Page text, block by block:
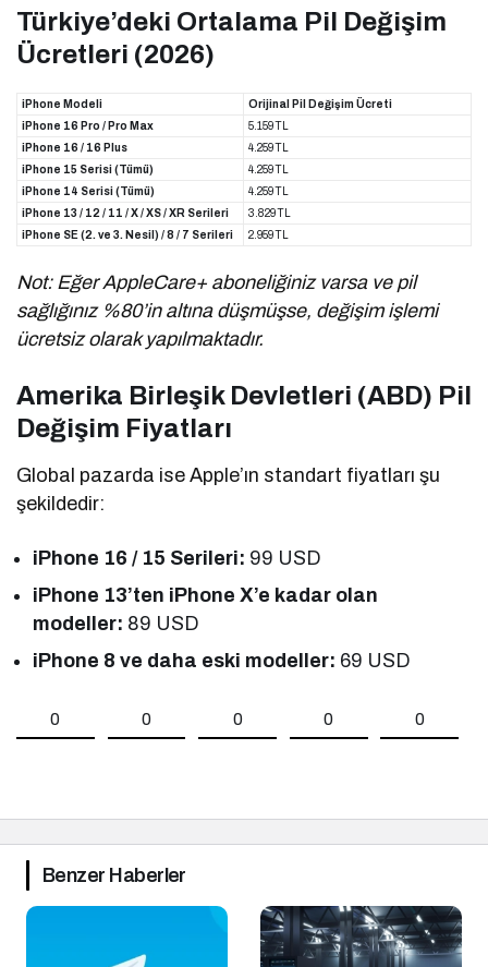
Türkiye’deki Ortalama Pil Değişim
Ücretleri (2026)
iPhone Modeli
Orijinal Pil Değişim Ücreti
iPhone 16 Pro / Pro Max
5.159 TL
iPhone 16 / 16 Plus
4.259 TL
iPhone 15 Serisi (Tümü)
4.259 TL
iPhone 14 Serisi (Tümü)
4.259 TL
iPhone 13 / 12 / 11 / X / XS / XR Serileri
3.829 TL
iPhone SE (2. ve 3. Nesil) / 8 / 7 Serileri
2.959 TL
Not: Eğer AppleCare+ aboneliğiniz varsa ve pil
sağlığınız %80’in altına düşmüşse, değişim işlemi
ücretsiz olarak yapılmaktadır.
Amerika Birleşik Devletleri (ABD) Pil
Değişim Fiyatları
Global pazarda ise Apple’ın standart fiyatları şu
şekildedir:
iPhone 16 / 15 Serileri: 99 USD
iPhone 13’ten iPhone X’e kadar olan
modeller: 89 USD
iPhone 8 ve daha eski modeller: 69 USD
0 0 0 0 0
Benzer Haberler